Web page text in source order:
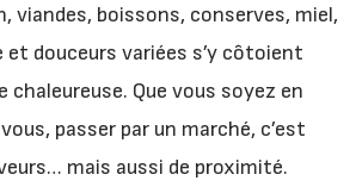
viandes, boissons, conserves, miel,
et douceurs variées s’y côtoient
chaleureuse. Que vous soyez en
passer par un marché, c’est
mais aussi de proximité.